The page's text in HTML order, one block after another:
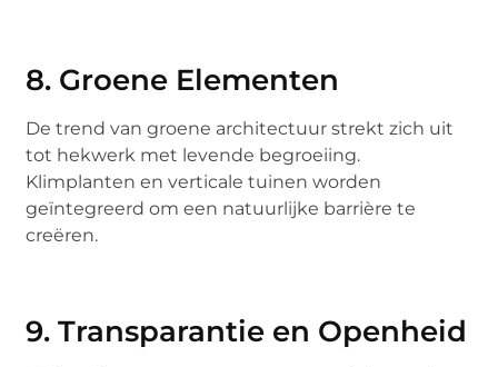
8. Groene Elementen
De trend van groene architectuur strekt zich uit
tot hekwerk met levende begroeiing.
Klimplanten en verticale tuinen worden
geïntegreerd om een natuurlijke barrière te
creëren.
9. Transparantie en Openheid